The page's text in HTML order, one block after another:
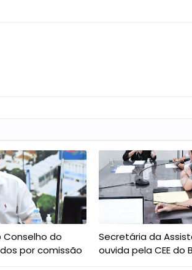
do
por comissão
Secretária da
ouvida pela CEE do